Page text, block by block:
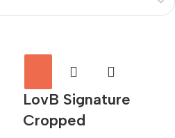
LovB Signature
Cropped